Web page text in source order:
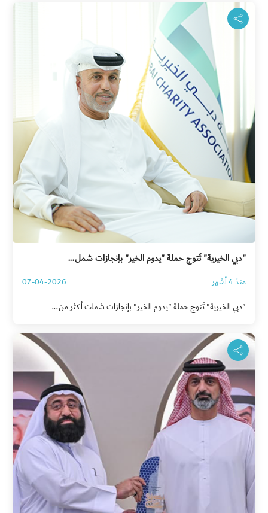
"دبي الخيرية" تُتوج حملة "يدوم الخير" بإنجازات شمل...
منذ 4 أشهر
07-04-2026
"دبي الخيرية" تُتوج حملة "يدوم الخير" بإنجازات شملت أكثر من...